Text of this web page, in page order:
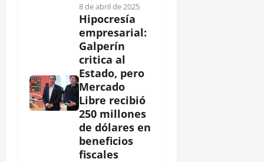
8 de abril de 2025
Hipocresía
empresarial:
Galperín
critica al
Estado, pero
Mercado
Libre recibió
250 millones
de dólares en
beneficios
fiscales